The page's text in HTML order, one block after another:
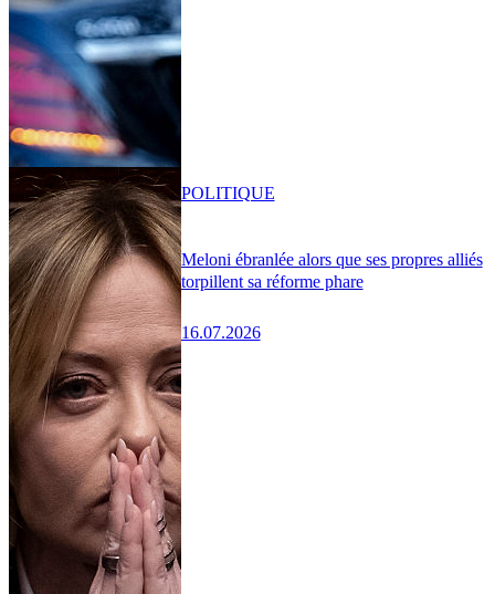
Meloni ébranlée alors que ses propres alliés
torpillent sa réforme phare
16.07.2026
POLITIQUE